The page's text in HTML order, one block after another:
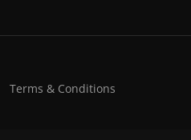
Terms & Conditions